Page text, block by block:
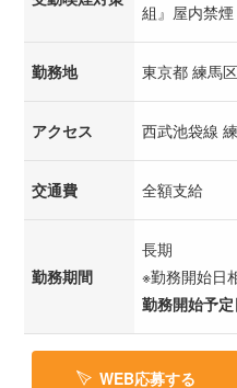
組』屋内禁煙
勤務地 東京都 練馬区
アクセス 西武池袋線
交通費 全額支給
勤務期間
長期
※勤務開始日
勤務開始予定
WEB応募する